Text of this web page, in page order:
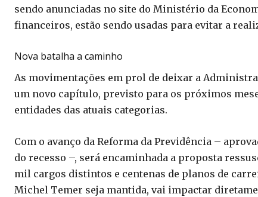
sendo anunciadas no site do Ministério da
financeiros, estão sendo usadas para evitar a
Nova batalha a caminho
As movimentações em prol de deixar a
um novo capítulo, previsto para os próximos
entidades das atuais categorias.
Com o avanço da Reforma da Previdência –
do recesso –, será encaminhada a proposta
mil cargos distintos e centenas de planos de
Michel Temer seja mantida, vai impactar